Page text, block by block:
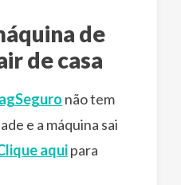
de
de casa
não tem
e a máquina sai
aquipara